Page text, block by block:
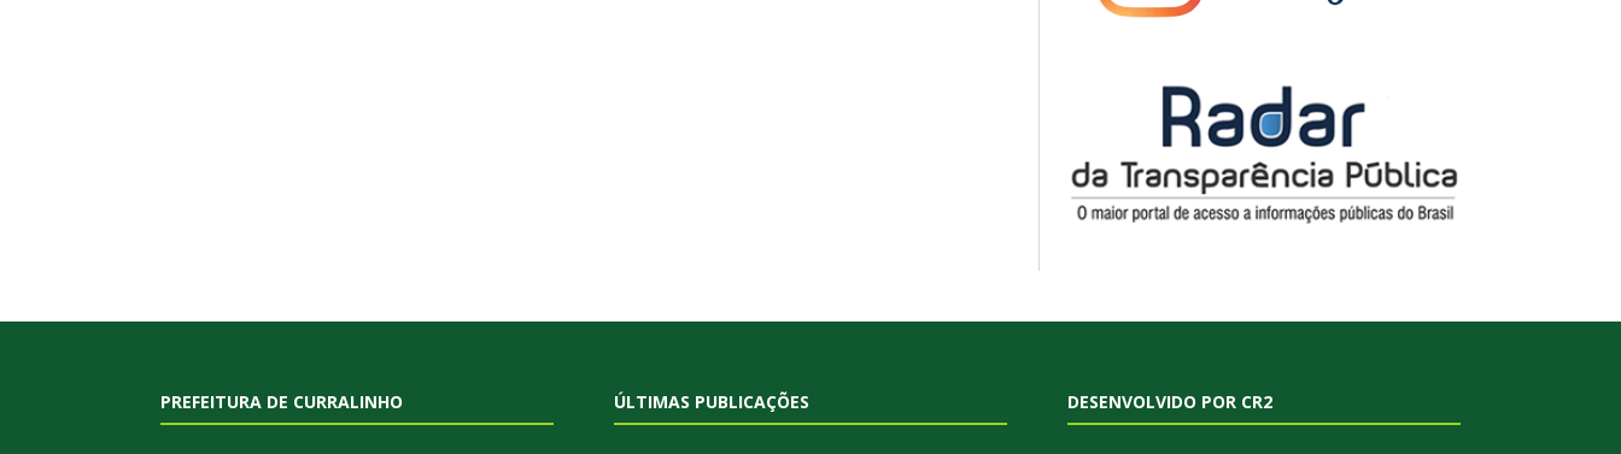
PREFEITURA DE CURRALINHO ÚLTIMAS PUBLICAÇÕES DESENVOLVIDO POR CR2